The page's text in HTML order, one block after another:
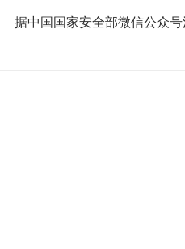
据中国国家安全部微信公众